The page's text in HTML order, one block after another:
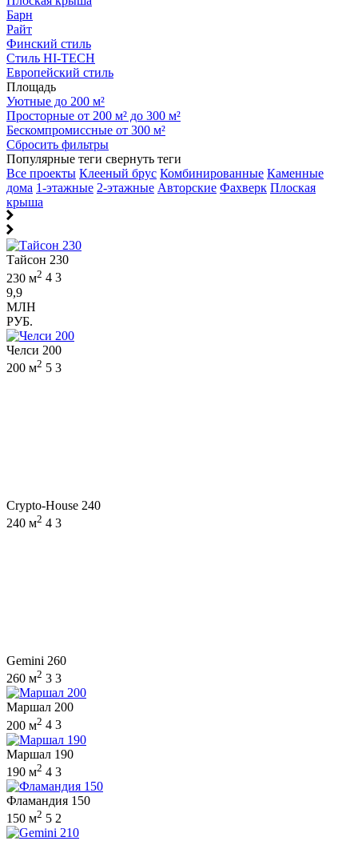
Барн
Райт
Финский стиль
Стиль HI-TECH
Европейский стиль
Площадь
Уютные до 200 м²
Просторные от 200 м² до 300 м²
Бескомпромиссные от 300 м²
Сбросить фильтры
Популярные теги свернуть теги
Все проекты Клееный брус Комбинированные Каменные
дома 1-этажные 2-этажные Авторские Фахверк Плоская
крыша
Тайсон 230
230 м2 4 3
9,9
МЛН
РУБ.
Челси 200
200 м2 5 3
Crypto-House 240
240 м2 4 3
Gemini 260
260 м2 3 3
Маршал 200
200 м2 4 3
Маршал 190
190 м2 4 3
Фламандия 150
150 м2 5 2